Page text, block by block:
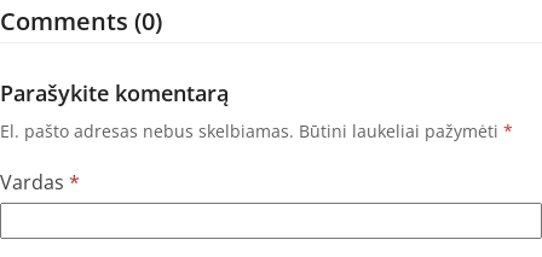
Comments (0)
Parašykite komentarą
El. pašto adresas nebus skelbiamas. Būtini laukeliai pažymėti *
Vardas *